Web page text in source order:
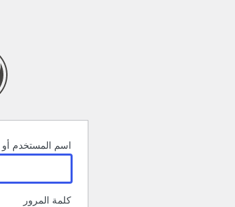
اسم المستخدم أو
كلمة المرور